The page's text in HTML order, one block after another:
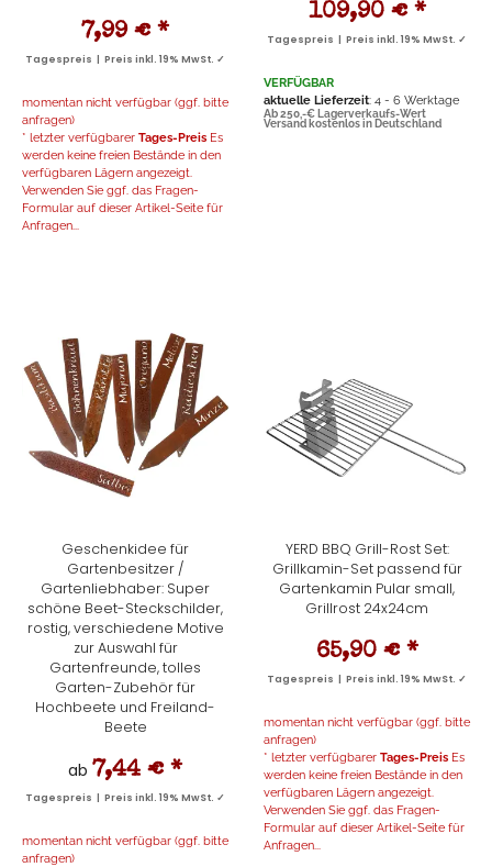
7,99 € *
Tagespreis | Preis inkl. 19% MwSt. ✓
momentan nicht verfügbar (ggf. bitte
anfragen)
* letzter verfügbarer Tages-Preis Es
werden keine freien Bestände in den
verfügbaren Lägern angezeigt.
Verwenden Sie ggf. das Fragen-
Formular auf dieser Artikel-Seite für
Anfragen...
109,90 € *
Tagespreis | Preis inkl. 19% MwSt. ✓
VERFÜGBAR
aktuelle Lieferzeit: 4 - 6 Werktage
Ab 250,-€ Lagerverkaufs-Wert
Versand kostenlos in Deutschland
Geschenkidee für
Gartenbesitzer /
Gartenliebhaber: Super
schöne Beet-Steckschilder,
rostig, verschiedene Motive
zur Auswahl für
Gartenfreunde, tolles
Garten-Zubehör für
Hochbeete und Freiland-
Beete
ab 7,44 € *
Tagespreis | Preis inkl. 19% MwSt. ✓
momentan nicht verfügbar (ggf. bitte
anfragen)
YERD BBQ Grill-Rost Set:
Grillkamin-Set passend für
Gartenkamin Pular small,
Grillrost 24x24cm
65,90 € *
Tagespreis | Preis inkl. 19% MwSt. ✓
momentan nicht verfügbar (ggf. bitte
anfragen)
* letzter verfügbarer Tages-Preis Es
werden keine freien Bestände in den
verfügbaren Lägern angezeigt.
Verwenden Sie ggf. das Fragen-
Formular auf dieser Artikel-Seite für
Anfragen...